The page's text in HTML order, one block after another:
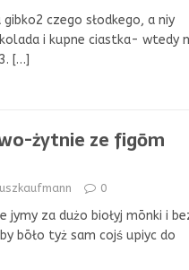
czego słodkego, a niy
i kupne ciastka- wtedy
[…]
żytnie ze figōm
0
jymy za dużo biołyj mōnki i
bōło tyż sam cojś upiyc do